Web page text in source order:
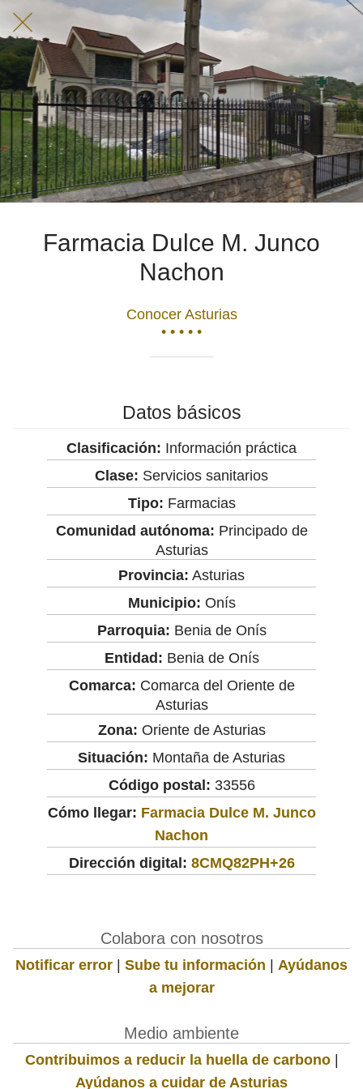
Farmacia Dulce M. Junco
Nachon
Conocer Asturias
• • • • •
Datos básicos
Clasificación: Información práctica
Clase: Servicios sanitarios
Tipo: Farmacias
Comunidad autónoma: Principado de
Asturias
Provincia: Asturias
Municipio: Onís
Parroquia: Benia de Onís
Entidad: Benia de Onís
Comarca: Comarca del Oriente de
Asturias
Zona: Oriente de Asturias
Situación: Montaña de Asturias
Código postal: 33556
Cómo llegar: Farmacia Dulce M. Junco
Nachon
Dirección digital: 8CMQ82PH+26
Colabora con nosotros
Notificar error | Sube tu información | Ayúdanos
a mejorar
Medio ambiente
Contribuimos a reducir la huella de carbono|
Ayúdanos a cuidar de Asturias